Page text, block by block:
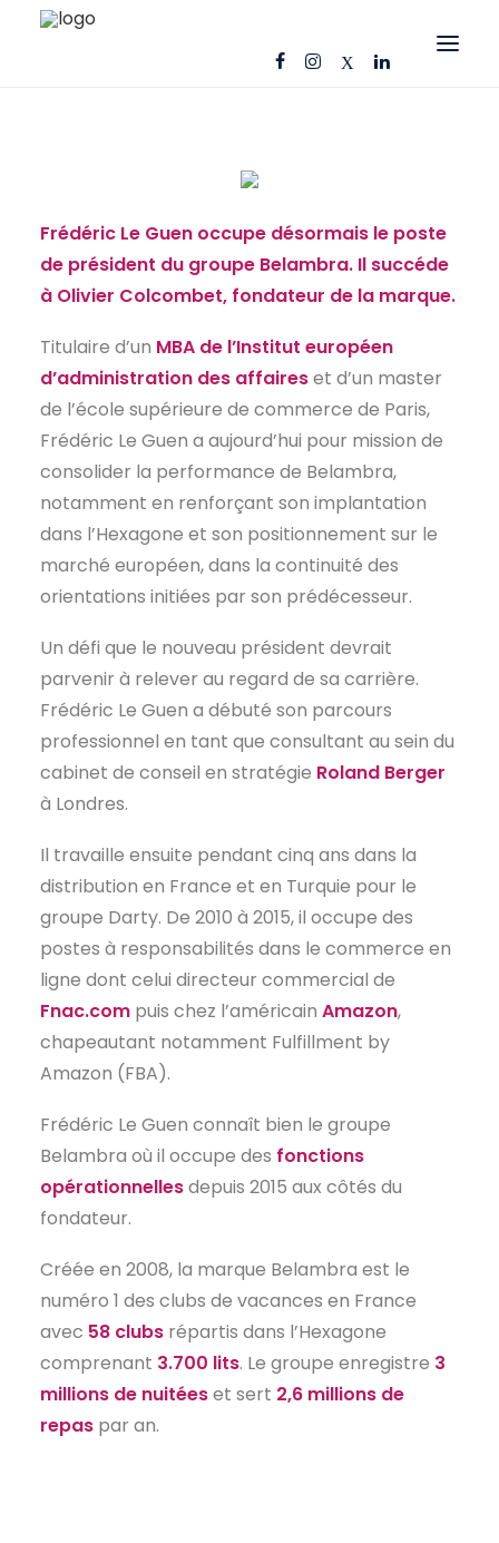
NOS FICHES MÉTIERS
AJ CONSEIL
RÉFÉRENCES
ACTUS
CONTACT
EN
Frédéric Le Guen occupe désormais le poste
de président du groupe Belambra. Il succéde
à Olivier Colcombet, fondateur de la marque.
Titulaire d’un MBA de l’Institut européen
d’administration des affaireset d’un master
de l’école supérieure de commerce de Paris,
Frédéric Le Guen a aujourd’hui pour mission de
consolider la performance de Belambra,
notamment en renforçant son implantation
dans l’Hexagone et son positionnement sur le
marché européen, dans la continuité des
orientations initiées par son prédécesseur.
Un défi que le nouveau président devrait
parvenir à relever au regard de sa carrière.
Frédéric Le Guen a débuté son parcours
professionnel en tant que consultant au sein du
cabinet de conseil en stratégie Roland Berger
à Londres.
Il travaille ensuite pendant cinq ans dans la
distribution en France et en Turquie pour le
groupe Darty. De 2010 à 2015, il occupe des
postes à responsabilités dans le commerce en
ligne dont celui directeur commercial de
Fnac.com puis chez l’américain Amazon,
chapeautant notamment Fulfillment by
Amazon (FBA).
Frédéric Le Guen connaît bien le groupe
Belambra où il occupe des fonctions
opérationnellesdepuis 2015 aux côtés du
fondateur.
Créée en 2008, la marque Belambra est le
numéro 1 des clubs de vacances en France
avec 58 clubs répartis dans l’Hexagone
comprenant 3.700 lits. Le groupe enregistre 3
millions de nuitéeset sert 2,6 millions de
repas par an.